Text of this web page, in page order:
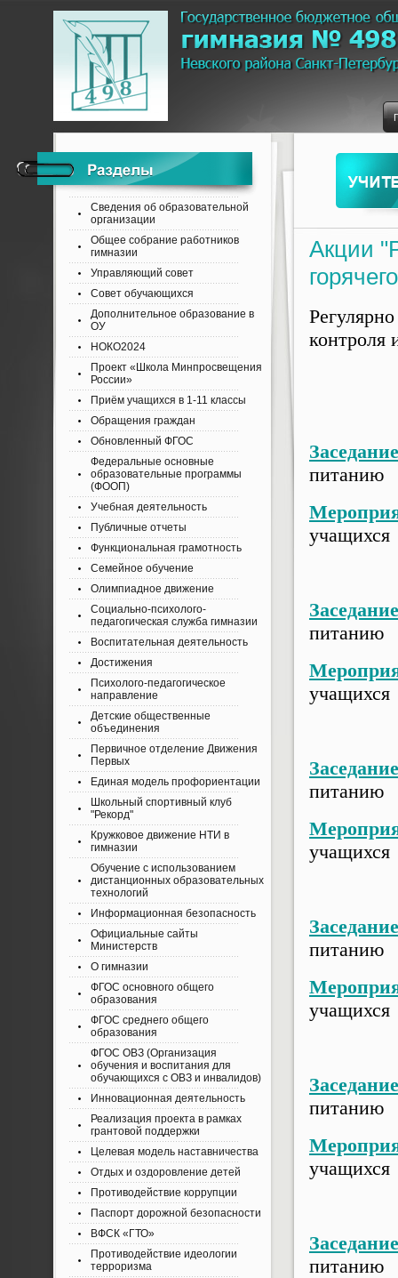
Акции
контроля
питанию
учащихся
питанию
учащихся
питанию
учащихся
питанию
учащихся
питанию
Сведения об образовательной
организации
Общее собрание работников
гимназии
Управляющий совет
Совет обучающихся
Дополнительное образование в
ОУ
НОКО2024
Проект «Школа Минпросвещения
России»
Приём учащихся в 1-11 классы
Обращения граждан
Обновленный ФГОС
Федеральные основные
образовательные программы
(ФООП)
Учебная деятельность
Публичные отчеты
Функциональная грамотность
Семейное обучение
Олимпиадное движение
Социально-психолого-
педагогическая служба гимназии
Воспитательная деятельность
Достижения
Психолого-педагогическое
направление
Детские общественные
объединения
Первичное отделение Движения
Первых
Единая модель профориентации
Школьный спортивный клуб
"Рекорд"
Кружковое движение НТИ в
гимназии
Обучение с использованием
дистанционных образовательных
технологий
Информационная безопасность
Официальные сайты
Министерств
О гимназии
ФГОС основного общего
образования
ФГОС среднего общего
образования
ФГОС ОВЗ (Организация
обучения и воспитания для
обучающихся с ОВЗ и инвалидов)
Инновационная деятельность
Реализация проекта в рамках
грантовой поддержки
Целевая модель наставничества
Отдых и оздоровление детей
Противодействие коррупции
Паспорт дорожной безопасности
ВФСК «ГТО»
Противодействие идеологии
терроризма